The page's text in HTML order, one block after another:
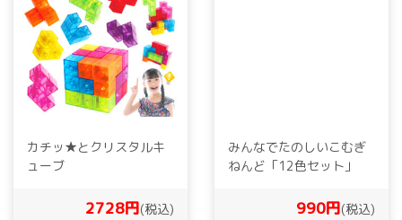
カチッ★とクリスタルキ
ューブ
2728円(税込)
みんなでたのしいこむぎ
ねんど「12色セット」
990円(税込)